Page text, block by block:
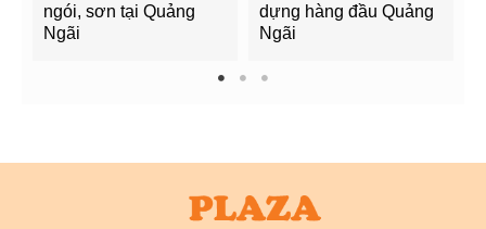
ngói, sơn tại Quảng
Ngãi
dựng hàng đầu Quảng
Ngãi
1 2 3